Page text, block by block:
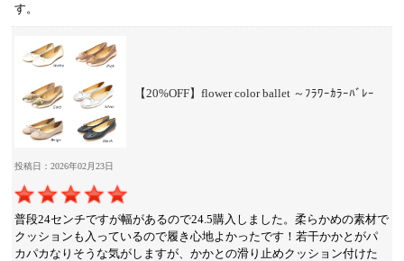
す。
【20%OFF】flower color ballet ～ﾌﾗﾜｰｶﾗｰﾊﾞﾚｰ
投稿日：2026年02月23日
普段24センチですが幅があるので24.5購入しました。柔らかめの素材で
クッションも入っているので履き心地よかったです！若干かかとがパ
カパカなりそうな気がしますが、かかとの滑り止めクッション付けた